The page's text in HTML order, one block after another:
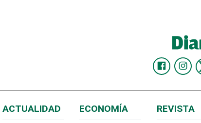
ACTUALIDAD ECONOMÍA REVISTA